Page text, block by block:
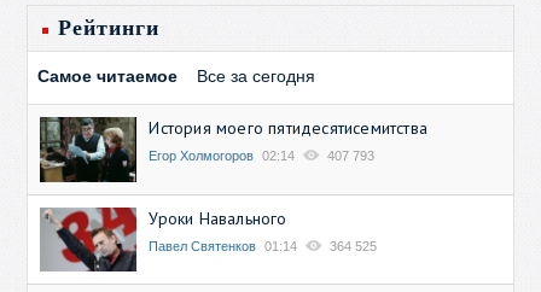
Рейтинги
Самое читаемое Все за сегодня
История моего пятидесятисемитства
Егор Холмогоров 02:14 407 793
Уроки Навального
Павел Святенков 01:14 364 525